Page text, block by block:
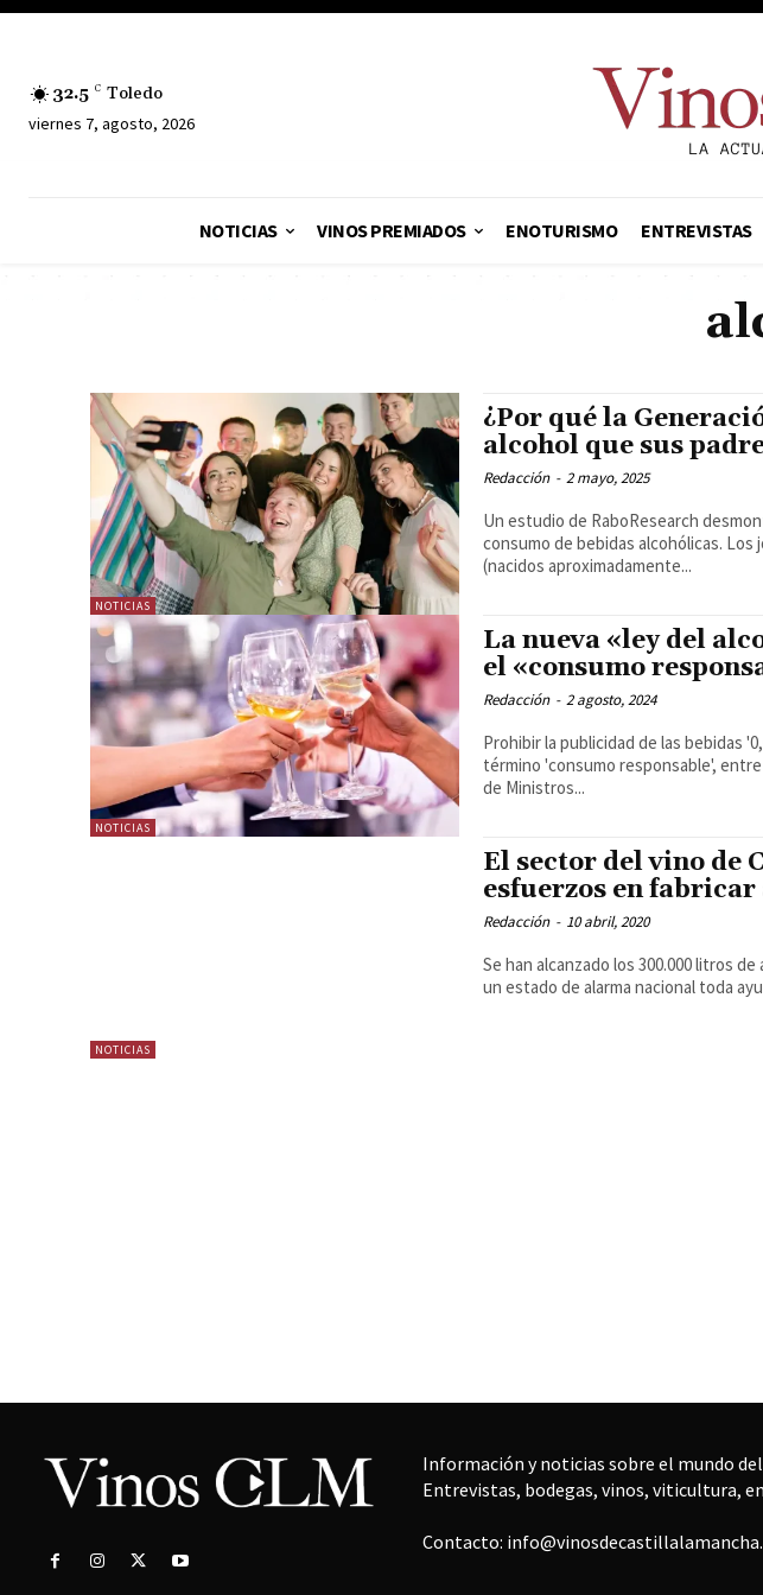
32.5 C Toledo
viernes 7, agosto, 2026
NOTICIAS VINOS PREMIADOS ENOTURISMO ENTREVISTAS
NOTICIAS
¿Por qué la
alcohol que sus
Redacción - 2 mayo, 2025
Un estudio de RaboResearch
consumo de bebidas alcohólicas. Los jóvenes de hoy, la Generación Z
(nacidos aproximadamente...
NOTICIAS
La nueva «ley del
el «consumo
Redacción - 2 agosto, 2024
Prohibir la publicidad de las bebidas
término 'consumo responsable', entre las
de Ministros...
NOTICIAS
El sector del vino de
esfuerzos en
Redacción - 10 abril, 2020
Se han alcanzado los 300.000 litros
un estado de alarma nacional toda
Información y noticias sobre el mundo
Entrevistas, bodegas, vinos, viticultura,
Contacto: